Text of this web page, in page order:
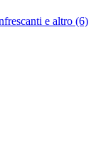
e altro (6)